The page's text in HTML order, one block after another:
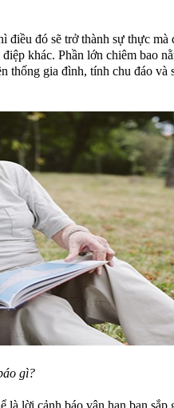
điều đó sẽ trở thành sự thực mà
khác. Phần lớn chiêm bao
thống gia đình, tính chu đáo và
gì?
là lời cảnh báo vận hạn bạn sắp